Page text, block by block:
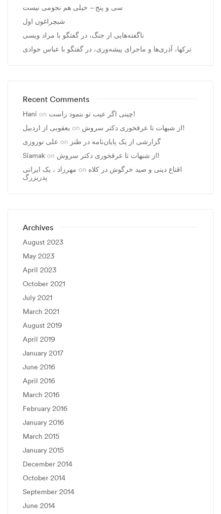
سی و پنج – خیلی هم نجومی نیست
شبچراغون اول
ناگفته‌هایی از جنگ، در گفتگو با مراد ویسی
ترکها، آذری‌ها و ماجرای پیشه‌وری، در گفتگو با عباس جوادی
Recent Comments
Hani on
چینی اگر عیب تو بنمود راست!
یعقوبی از اردبیل on
از شبهات تا عرقخوری دکتر سروش!
علی نوروزی on گزارشی از یک پایان‌نامه در طنز
Siamak on
از شبهات تا عرقخوری دکتر سروش!
مهرزاد ، يک ايرانی on اقناع دینی و صید خرگوش در کلاه
پدربزرگ
Archives
August 2023
May 2023
April 2023
October 2021
July 2021
March 2021
August 2019
April 2019
January 2017
June 2016
April 2016
March 2016
February 2016
January 2016
March 2015
January 2015
December 2014
October 2014
September 2014
June 2014